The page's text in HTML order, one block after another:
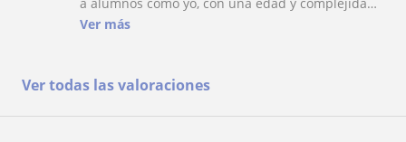
que hace que las clases sean muy personales.
con ella.
Ver más
Ver todas las valoraciones